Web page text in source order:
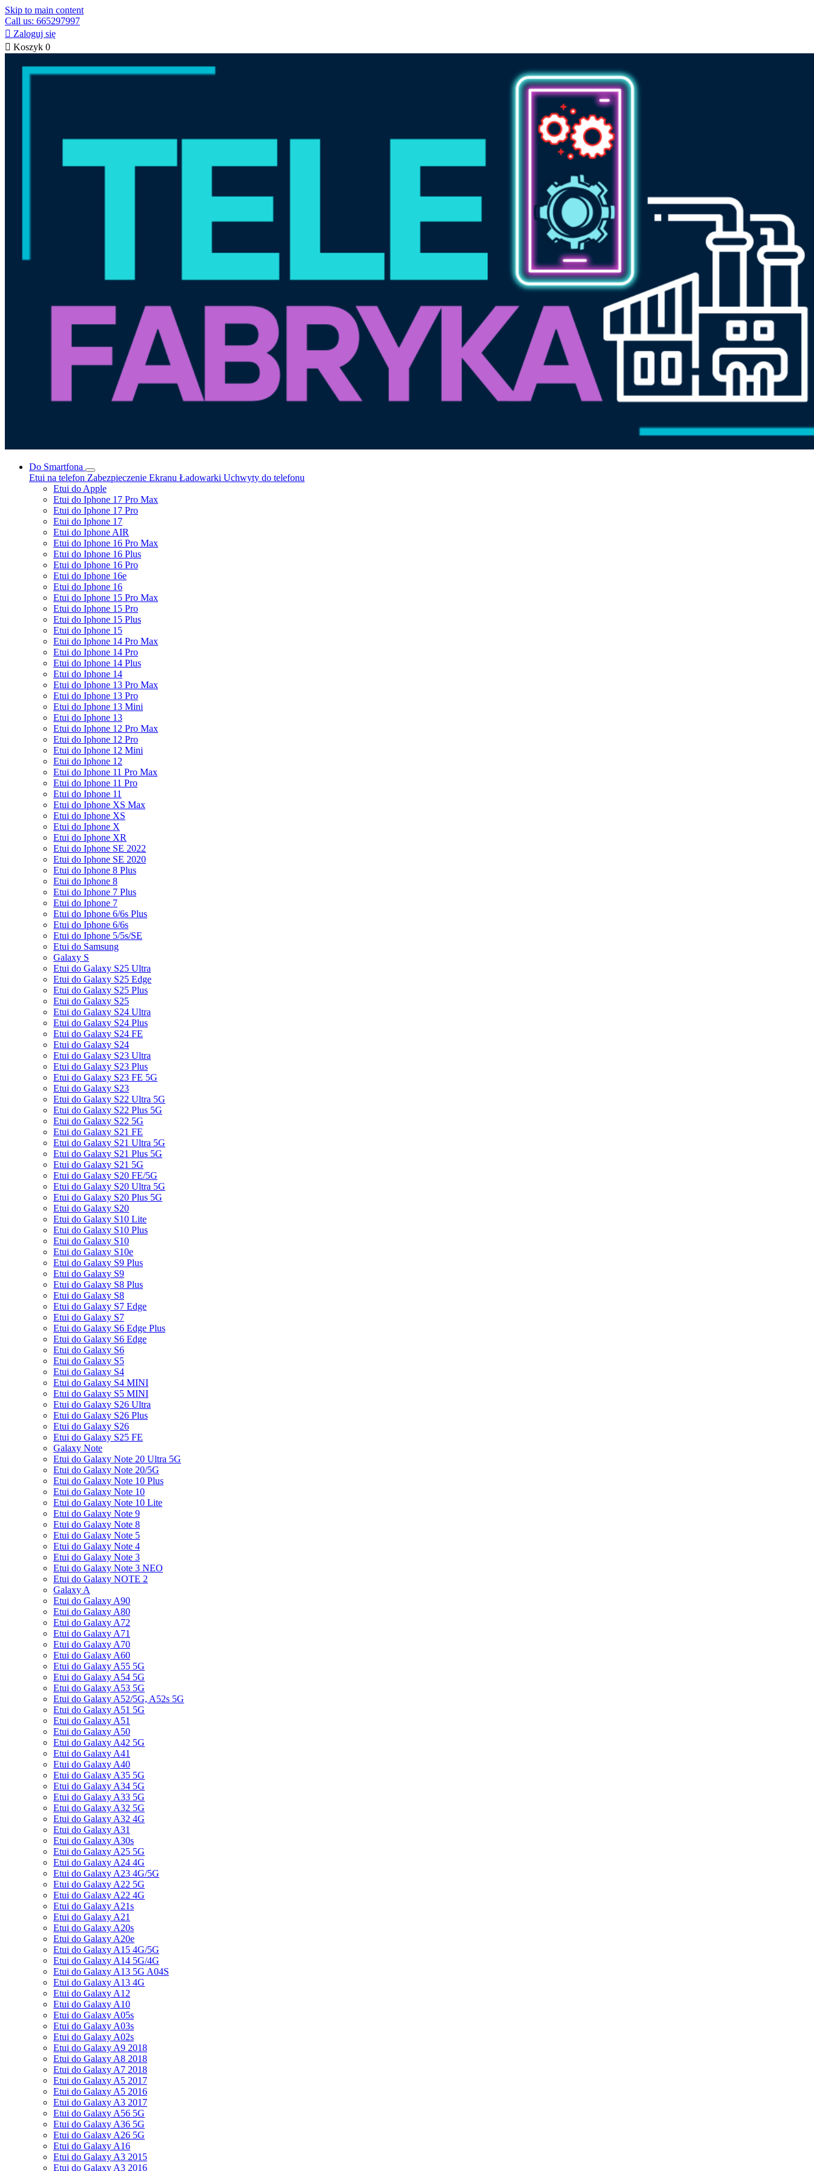
Skip to main content
Call us: 665297997
 Zaloguj się
 Koszyk 0
Do Smartfona
Etui na telefon Zabezpieczenie Ekranu Ładowarki Uchwyty do telefonu
Etui do Apple
Etui do Iphone 17 Pro Max
Etui do Iphone 17 Pro
Etui do Iphone 17
Etui do Iphone AIR
Etui do Iphone 16 Pro Max
Etui do Iphone 16 Plus
Etui do Iphone 16 Pro
Etui do Iphone 16e
Etui do Iphone 16
Etui do Iphone 15 Pro Max
Etui do Iphone 15 Pro
Etui do Iphone 15 Plus
Etui do Iphone 15
Etui do Iphone 14 Pro Max
Etui do Iphone 14 Pro
Etui do Iphone 14 Plus
Etui do Iphone 14
Etui do Iphone 13 Pro Max
Etui do Iphone 13 Pro
Etui do Iphone 13 Mini
Etui do Iphone 13
Etui do Iphone 12 Pro Max
Etui do Iphone 12 Pro
Etui do Iphone 12 Mini
Etui do Iphone 12
Etui do Iphone 11 Pro Max
Etui do Iphone 11 Pro
Etui do Iphone 11
Etui do Iphone XS Max
Etui do Iphone XS
Etui do Iphone X
Etui do Iphone XR
Etui do Iphone SE 2022
Etui do Iphone SE 2020
Etui do Iphone 8 Plus
Etui do Iphone 8
Etui do Iphone 7 Plus
Etui do Iphone 7
Etui do Iphone 6/6s Plus
Etui do Iphone 6/6s
Etui do Iphone 5/5s/SE
Etui do Samsung
Galaxy S
Etui do Galaxy S25 Ultra
Etui do Galaxy S25 Edge
Etui do Galaxy S25 Plus
Etui do Galaxy S25
Etui do Galaxy S24 Ultra
Etui do Galaxy S24 Plus
Etui do Galaxy S24 FE
Etui do Galaxy S24
Etui do Galaxy S23 Ultra
Etui do Galaxy S23 Plus
Etui do Galaxy S23 FE 5G
Etui do Galaxy S23
Etui do Galaxy S22 Ultra 5G
Etui do Galaxy S22 Plus 5G
Etui do Galaxy S22 5G
Etui do Galaxy S21 FE
Etui do Galaxy S21 Ultra 5G
Etui do Galaxy S21 Plus 5G
Etui do Galaxy S21 5G
Etui do Galaxy S20 FE/5G
Etui do Galaxy S20 Ultra 5G
Etui do Galaxy S20 Plus 5G
Etui do Galaxy S20
Etui do Galaxy S10 Lite
Etui do Galaxy S10 Plus
Etui do Galaxy S10
Etui do Galaxy S10e
Etui do Galaxy S9 Plus
Etui do Galaxy S9
Etui do Galaxy S8 Plus
Etui do Galaxy S8
Etui do Galaxy S7 Edge
Etui do Galaxy S7
Etui do Galaxy S6 Edge Plus
Etui do Galaxy S6 Edge
Etui do Galaxy S6
Etui do Galaxy S5
Etui do Galaxy S4
Etui do Galaxy S4 MINI
Etui do Galaxy S5 MINI
Etui do Galaxy S26 Ultra
Etui do Galaxy S26 Plus
Etui do Galaxy S26
Etui do Galaxy S25 FE
Galaxy Note
Etui do Galaxy Note 20 Ultra 5G
Etui do Galaxy Note 20/5G
Etui do Galaxy Note 10 Plus
Etui do Galaxy Note 10
Etui do Galaxy Note 10 Lite
Etui do Galaxy Note 9
Etui do Galaxy Note 8
Etui do Galaxy Note 5
Etui do Galaxy Note 4
Etui do Galaxy Note 3
Etui do Galaxy Note 3 NEO
Etui do Galaxy NOTE 2
Galaxy A
Etui do Galaxy A90
Etui do Galaxy A80
Etui do Galaxy A72
Etui do Galaxy A71
Etui do Galaxy A70
Etui do Galaxy A60
Etui do Galaxy A55 5G
Etui do Galaxy A54 5G
Etui do Galaxy A53 5G
Etui do Galaxy A52/5G, A52s 5G
Etui do Galaxy A51 5G
Etui do Galaxy A51
Etui do Galaxy A50
Etui do Galaxy A42 5G
Etui do Galaxy A41
Etui do Galaxy A40
Etui do Galaxy A35 5G
Etui do Galaxy A34 5G
Etui do Galaxy A33 5G
Etui do Galaxy A32 5G
Etui do Galaxy A32 4G
Etui do Galaxy A31
Etui do Galaxy A30s
Etui do Galaxy A25 5G
Etui do Galaxy A24 4G
Etui do Galaxy A23 4G/5G
Etui do Galaxy A22 5G
Etui do Galaxy A22 4G
Etui do Galaxy A21s
Etui do Galaxy A21
Etui do Galaxy A20s
Etui do Galaxy A20e
Etui do Galaxy A15 4G/5G
Etui do Galaxy A14 5G/4G
Etui do Galaxy A13 5G A04S
Etui do Galaxy A13 4G
Etui do Galaxy A12
Etui do Galaxy A10
Etui do Galaxy A05s
Etui do Galaxy A03s
Etui do Galaxy A02s
Etui do Galaxy A9 2018
Etui do Galaxy A8 2018
Etui do Galaxy A7 2018
Etui do Galaxy A5 2017
Etui do Galaxy A5 2016
Etui do Galaxy A3 2017
Etui do Galaxy A56 5G
Etui do Galaxy A36 5G
Etui do Galaxy A26 5G
Etui do Galaxy A16
Etui do Galaxy A3 2015
Etui do Galaxy A3 2016